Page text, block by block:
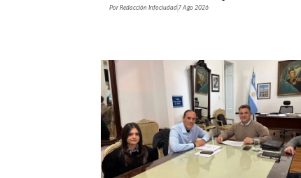
Por Redacción Infociudad 7 Ago 2026